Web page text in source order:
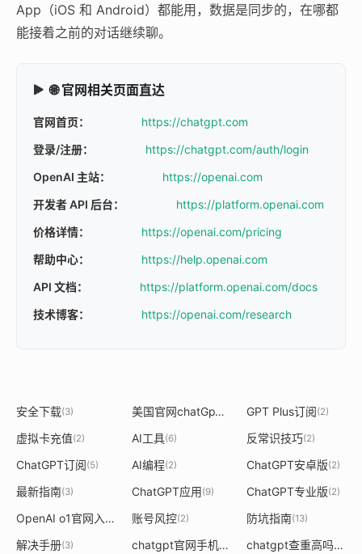
App（iOS 和 Android）都能用，数据是同步的，在哪都
能接着之前的对话继续聊。
🌐 官网相关页面直达
官网首页：
https://chatgpt.com
登录/注册：
https://chatgpt.com/auth/login
OpenAI 主站：
https://openai.com
开发者 API 后台：
https://platform.openai.com
价格详情：
https://openai.com/pricing
帮助中心：
https://help.openai.com
API 文档：
https://platform.openai.com/docs
技术博客：
https://openai.com/research
安全下载(3) 美国官网chatGpT(2) GPT Plus订阅(2)
虚拟卡充值(2) AI工具(6) 反常识技巧(2)
ChatGPT订阅(5) AI编程(2) ChatGPT安卓版(2)
最新指南(3) ChatGPT应用(9) ChatGPT专业版(2)
OpenAI o1官网入口 账号风控(2) 防坑指南(13)
解决手册(3) chatgpt官网手机
(2) chatgpt查重高吗
(2)